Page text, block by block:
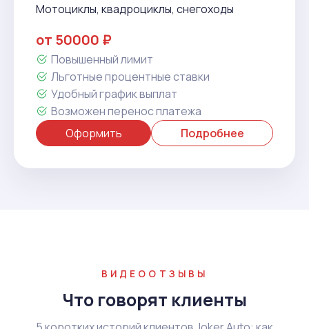
Мотоциклы, квадроциклы, снегоходы
от 50000 ₽
Повышенный лимит
Льготные процентные ставки
Удобный график выплат
Возможен перенос платежа
Оформить
Подробнее
ВИДЕООТЗЫВЫ
Что говорят клиенты